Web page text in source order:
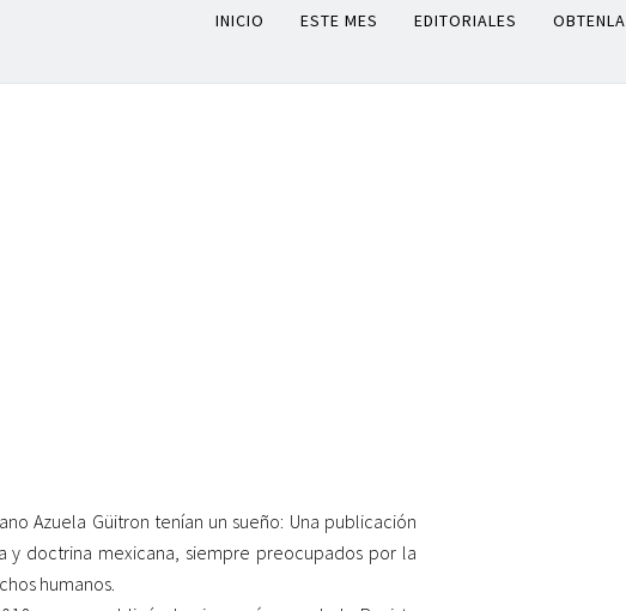
INICIO ESTE MES EDITORIALES OBTENLA
Azuela Güitron tenían un sueño: Una publicación
y doctrina mexicana, siempre preocupados por la
humanos.